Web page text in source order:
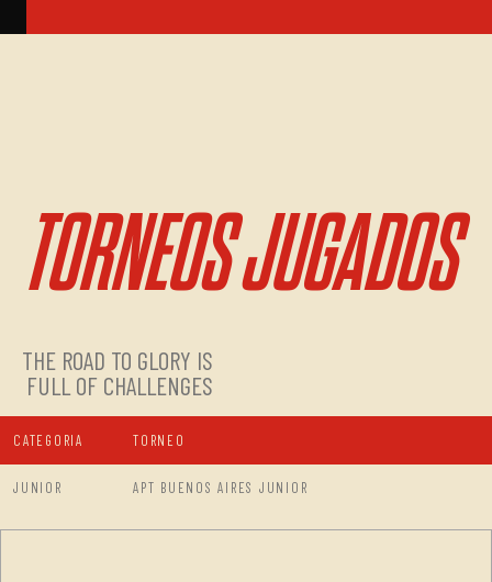
TORNEOS JUGADOS
THE ROAD TO GLORY IS
FULL OF CHALLENGES
CATEGORIA TORNEO
JUNIOR APT BUENOS AIRES JUNIOR